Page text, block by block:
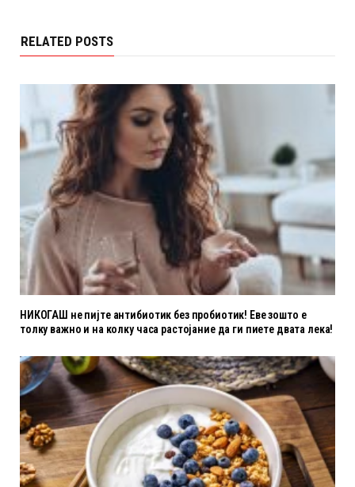
RELATED POSTS
НИКОГАШ не пијте антибиотик без пробиотик! Еве зошто е
толку важно и на колку часа растојание да ги пиете двата лека!